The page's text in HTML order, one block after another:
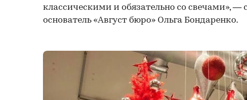
классическими и обязательно со свечами», —
основатель «Август бюро» Ольга Бондаренко.